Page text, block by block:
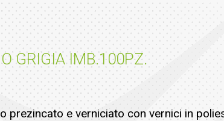
GRIGIA IMB.100PZ.
prezincato e verniciato con vernici in